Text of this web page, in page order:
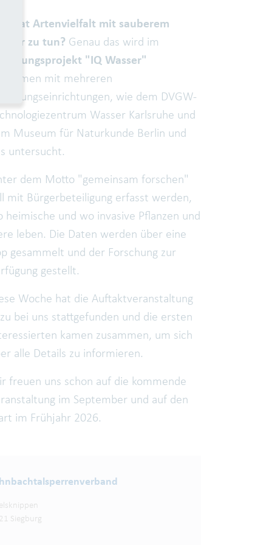
hat Artenvielfalt mit sauberem
zu tun? Genau das wird im
"IQ Wasser"
mit mehreren
wie dem DVGW-
Wasser Karlsruhe und
Museum für Naturkunde Berlin und
untersucht.
dem Motto "gemeinsam forschen"
mit Bürgerbeteiligung erfasst werden,
heimische und wo invasive Pflanzen und
leben. Die Daten werden über eine
gesammelt und der Forschung zur
gestellt.
Woche hat die Auftaktveranstaltung
bei uns stattgefunden und die ersten
kamen zusammen, um sich
alle Details zu informieren.
freuen uns schon auf die kommende
im September und auf den
im Frühjahr 2026.
Siegburg